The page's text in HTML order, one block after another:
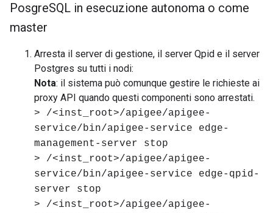
PosgreSQL in esecuzione autonoma o come
master
Arresta il server di gestione, il server Qpid e il server
Postgres su tutti i nodi:
Nota: il sistema può comunque gestire le richieste ai
proxy API quando questi componenti sono arrestati.
> /<inst_root>/apigee/apigee-
service/bin/apigee-service edge-
management-server stop
> /<inst_root>/apigee/apigee-
service/bin/apigee-service edge-qpid-
server stop
> /<inst_root>/apigee/apigee-